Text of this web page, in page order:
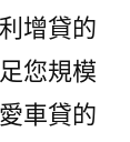
增貸的
您規模
車貸的